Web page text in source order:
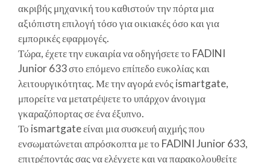
ακριβής μηχανική του καθιστούν την πόρτα μια
αξιόπιστη επιλογή τόσο για οικιακές όσο και για
εμπορικές εφαρμογές.
Τώρα, έχετε την ευκαιρία να οδηγήσετε το FADINI
Junior 633 στο επόμενο επίπεδο ευκολίας και
λειτουργικότητας. Με την αγορά ενός ismartgate,
μπορείτε να μετατρέψετε το υπάρχον άνοιγμα
γκαραζόπορτας σε ένα έξυπνο.
Το ismartgate είναι μια συσκευή αιχμής που
ενσωματώνεται απρόσκοπτα με το FADINI Junior 633,
επιτρέποντάς σας να ελέγχετε και να παρακολουθείτε